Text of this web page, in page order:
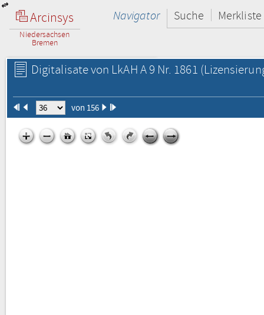
Arcinsys
Niedersachsen
Bremen
Navigator Suche Merkliste
Digitalisate von LkAH A 9 Nr. 1861
von 156